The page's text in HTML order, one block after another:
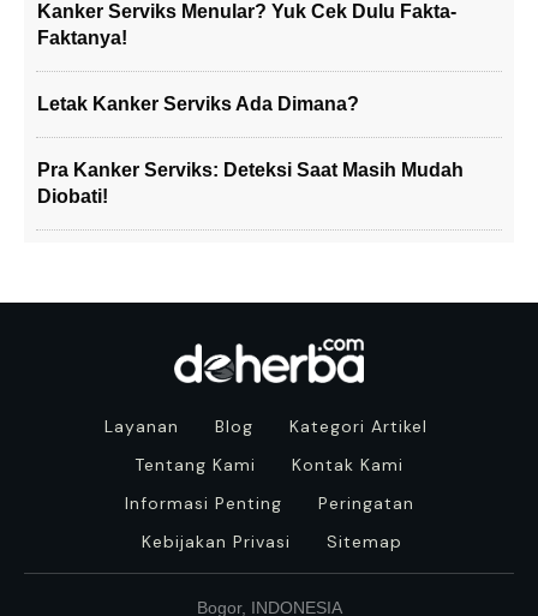
Kanker Serviks Menular? Yuk Cek Dulu Fakta-
Faktanya!
Letak Kanker Serviks Ada Dimana?
Pra Kanker Serviks: Deteksi Saat Masih Mudah
Diobati!
Layanan Blog
Kategori Artikel
Tentang Kami
Kontak Kami
Informasi Penting
Peringatan
Kebijakan Privasi
Sitemap
Bogor, INDONESIA